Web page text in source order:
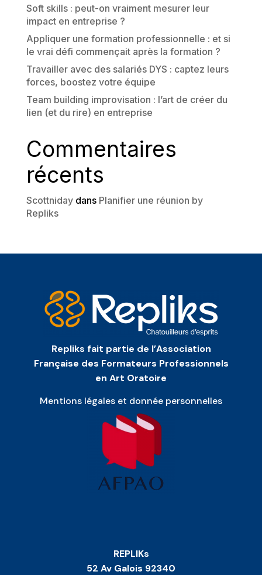
Soft skills : peut-on vraiment mesurer leur
impact en entreprise ?
Appliquer une formation professionnelle : et si
le vrai défi commençait après la formation ?
Travailler avec des salariés DYS : captez leurs
forces, boostez votre équipe
Team building improvisation : l’art de créer du
lien (et du rire) en entreprise
Commentaires
récents
Scottnidaydans Planifier une réunion by
Repliks
Repliks fait partie de l’Association
Française des Formateurs Professionnels
en Art Oratoire
Mentions légales et donnée personnelles
REPLIKs
52 Av Galois 92340